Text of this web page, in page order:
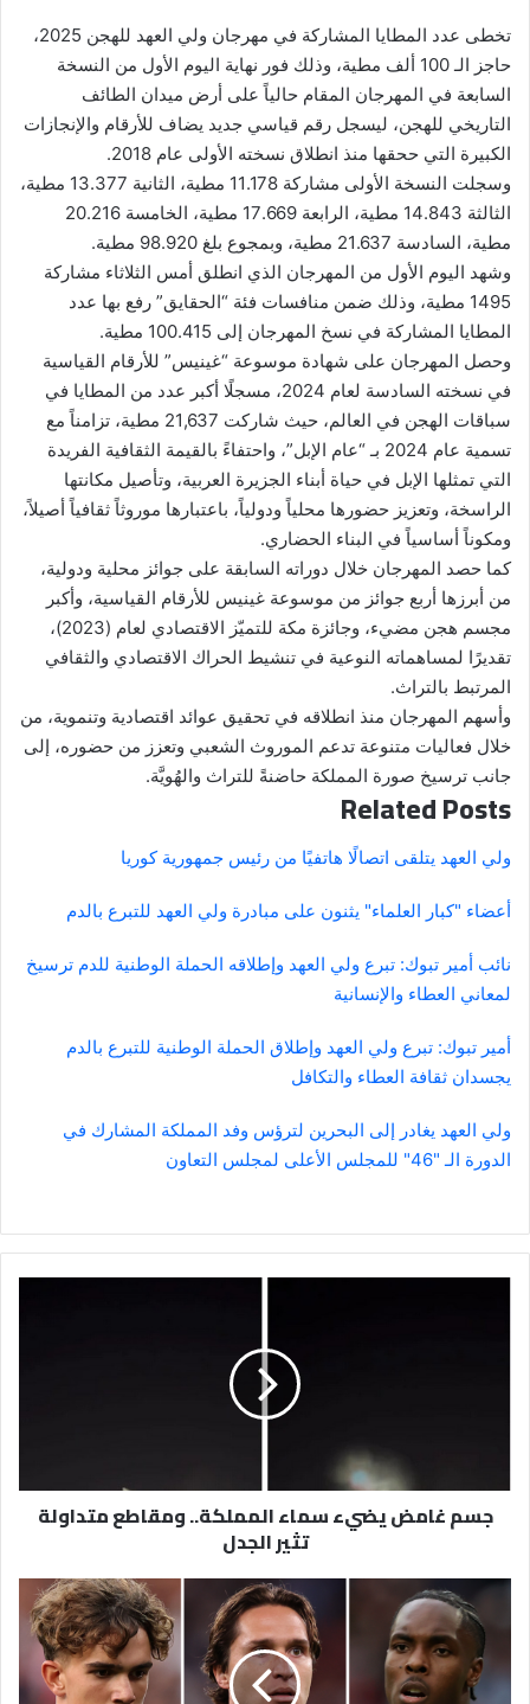
تخطى عدد المطايا المشاركة في مهرجان ولي العهد للهجن 2025،
حاجز الـ 100 ألف مطية، وذلك فور نهاية اليوم الأول من النسخة
السابعة في المهرجان المقام حالياً على أرض ميدان الطائف
التاريخي للهجن، ليسجل رقم قياسي جديد يضاف للأرقام والإنجازات
الكبيرة التي ححقها منذ انطلاق نسخته الأولى عام 2018.
وسجلت النسخة الأولى مشاركة 11.178 مطية، الثانية 13.377 مطية،
الثالثة 14.843 مطية، الرابعة 17.669 مطية، الخامسة 20.216
مطية، السادسة 21.637 مطية، وبمجوع بلغ 98.920 مطية.
وشهد اليوم الأول من المهرجان الذي انطلق أمس الثلاثاء مشاركة
1495 مطية، وذلك ضمن منافسات فئة “الحقايق” رفع بها عدد
المطايا المشاركة في نسخ المهرجان إلى 100.415 مطية.
وحصل المهرجان على شهادة موسوعة “غينيس” للأرقام القياسية
في نسخته السادسة لعام 2024، مسجلًا أكبر عدد من المطايا في
سباقات الهجن في العالم، حيث شاركت 21,637 مطية، تزامناً مع
تسمية عام 2024 بـ “عام الإبل”، واحتفاءً بالقيمة الثقافية الفريدة
التي تمثلها الإبل في حياة أبناء الجزيرة العربية، وتأصيل مكانتها
الراسخة، وتعزيز حضورها محلياً ودولياً، باعتبارها موروثاً ثقافياً أصيلاً،
ومكوناً أساسياً في البناء الحضاري.
كما حصد المهرجان خلال دوراته السابقة على جوائز محلية ودولية،
من أبرزها أربع جوائز من موسوعة غينيس للأرقام القياسية، وأكبر
مجسم هجن مضيء، وجائزة مكة للتميّز الاقتصادي لعام (2023)،
تقديرًا لمساهماته النوعية في تنشيط الحراك الاقتصادي والثقافي
المرتبط بالتراث.
وأسهم المهرجان منذ انطلاقه في تحقيق عوائد اقتصادية وتنموية، من
خلال فعاليات متنوعة تدعم الموروث الشعبي وتعزز من حضوره، إلى
جانب ترسيخ صورة المملكة حاضنةً للتراث والهُويَّة.
Related Posts
ولي العهد يتلقى اتصالًا هاتفيًا من رئيس جمهورية كوريا
أعضاء "كبار العلماء" يثنون على مبادرة ولي العهد للتبرع بالدم
نائب أمير تبوك: تبرع ولي العهد وإطلاقه الحملة الوطنية للدم ترسيخ
لمعاني العطاء والإنسانية
أمير تبوك: تبرع ولي العهد وإطلاق الحملة الوطنية للتبرع بالدم
يجسدان ثقافة العطاء والتكافل
ولي العهد يغادر إلى البحرين لترؤس وفد المملكة المشارك في
الدورة الـ "46" للمجلس الأعلى لمجلس التعاون
الجدل
جسم غامض يضيء سماء المملكة.. ومقاطع متداولة
تثير الجدل
Champions
League,
Europa
League
&